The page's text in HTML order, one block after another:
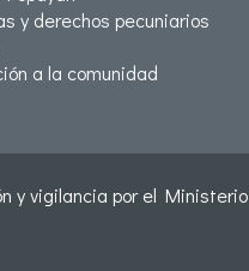
y derechos pecuniarios
a la comunidad
y vigilancia por el Ministerio